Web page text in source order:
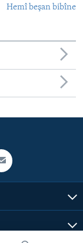
Hemî beşan bibîne